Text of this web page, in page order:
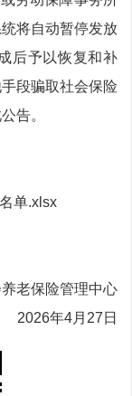
将自动暂停发放
后予以恢复和补
段骗取社会保险
告。
单.xlsx
老保险管理中心
2026年4月27日